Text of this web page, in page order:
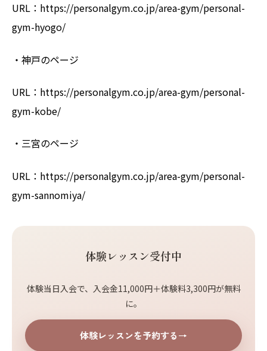
URL：https://personalgym.co.jp/area-gym/personal-
gym-hyogo/
・神戸のページ
URL：https://personalgym.co.jp/area-gym/personal-
gym-kobe/
・三宮のページ
URL：https://personalgym.co.jp/area-gym/personal-
gym-sannomiya/
体験レッスン受付中
体験当日入会で、入会金11,000円＋体験料3,300円が無料
に。
体験レッスンを予約する→